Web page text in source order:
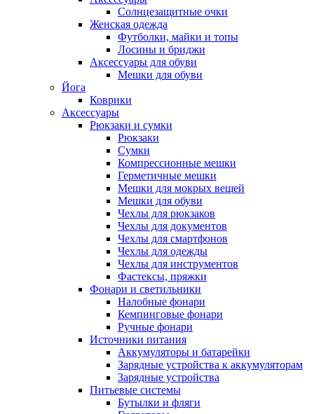
Солнцезащитные очки
Женская одежда
Футболки, майки и топы
Лосины и бриджи
Аксессуары для обуви
Мешки для обуви
Йога
Коврики
Аксессуары
Рюкзаки и сумки
Рюкзаки
Сумки
Компрессионные мешки
Герметичные мешки
Мешки для мокрых вещей
Мешки для обуви
Чехлы для рюкзаков
Чехлы для документов
Чехлы для смартфонов
Чехлы для одежды
Чехлы для инструментов
Фастексы, пряжки
Фонари и светильники
Налобные фонари
Кемпинговые фонари
Ручные фонари
Источники питания
Аккумуляторы и батарейки
Зарядные устройства к аккумуляторам
Зарядные устройства
Питьевые системы
Бутылки и фляги